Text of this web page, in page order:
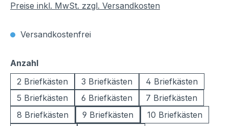
Preise inkl. MwSt. zzgl. Versandkosten
Versandkostenfrei
Anzahlauswählen
2 Briefkästen
3 Briefkästen
4 Briefkästen
5 Briefkästen
6 Briefkästen
7 Briefkästen
8 Briefkästen
9 Briefkästen
10 Briefkästen